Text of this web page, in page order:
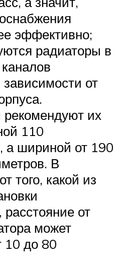
эффективно;
радиаторы в
от
их
110
а шириной от 190
В
того, какой из
расстояние от
может
10 до 80